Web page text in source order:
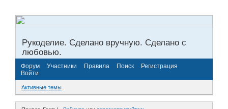
Рукоделие. Сделано вручную. Сделано с
любовью.
Форум Участники Правила Поиск
Регистрация
Войти
Активные темы